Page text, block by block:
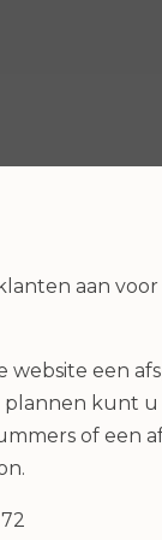
aan voor
een
plannen kunt u
of een